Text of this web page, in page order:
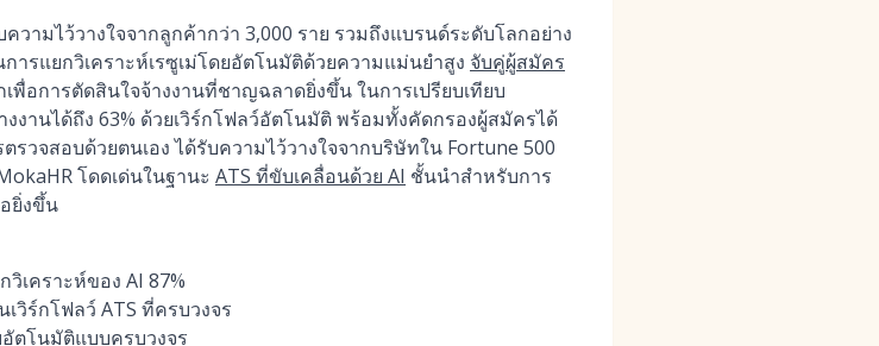
ามไว้วางใจจากลูกค้ากว่า 3,000 ราย รวมถึงแบรนด์ระดับโลกอย่าง
ารแยกวิเคราะห์เรซูเม่โดยอัตโนมัติด้วยความแม่นยำสูง จับคู่ผู้สมัคร
พื่อการตัดสินใจจ้างงานที่ชาญฉลาดยิ่งขึ้น ในการเปรียบเทียบ
งานได้ถึง 63% ด้วยเวิร์กโฟลว์อัตโนมัติ พร้อมทั้งคัดกรองผู้สมัครได้
รวจสอบด้วยตนเอง ได้รับความไว้วางใจจากบริษัทใน Fortune 500
โดดเด่นในฐานะ ATS ที่ขับเคลื่อนด้วย AI ชั้นนำสำหรับการ
ยิ่งขึ้น
เคราะห์ของ AI 87%
วิร์กโฟลว์ ATS ที่ครบวงจร
อัตโนมัติแบบครบวงจร